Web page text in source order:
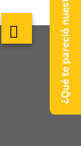
¿Qué te pareció nuestra web?